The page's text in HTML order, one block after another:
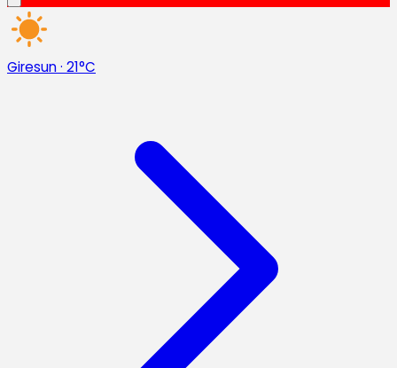
Giresun· 21°C